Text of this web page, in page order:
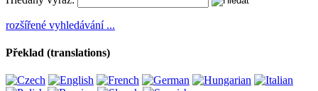
rozšířené vyhledávání ...
Překlad (translations)